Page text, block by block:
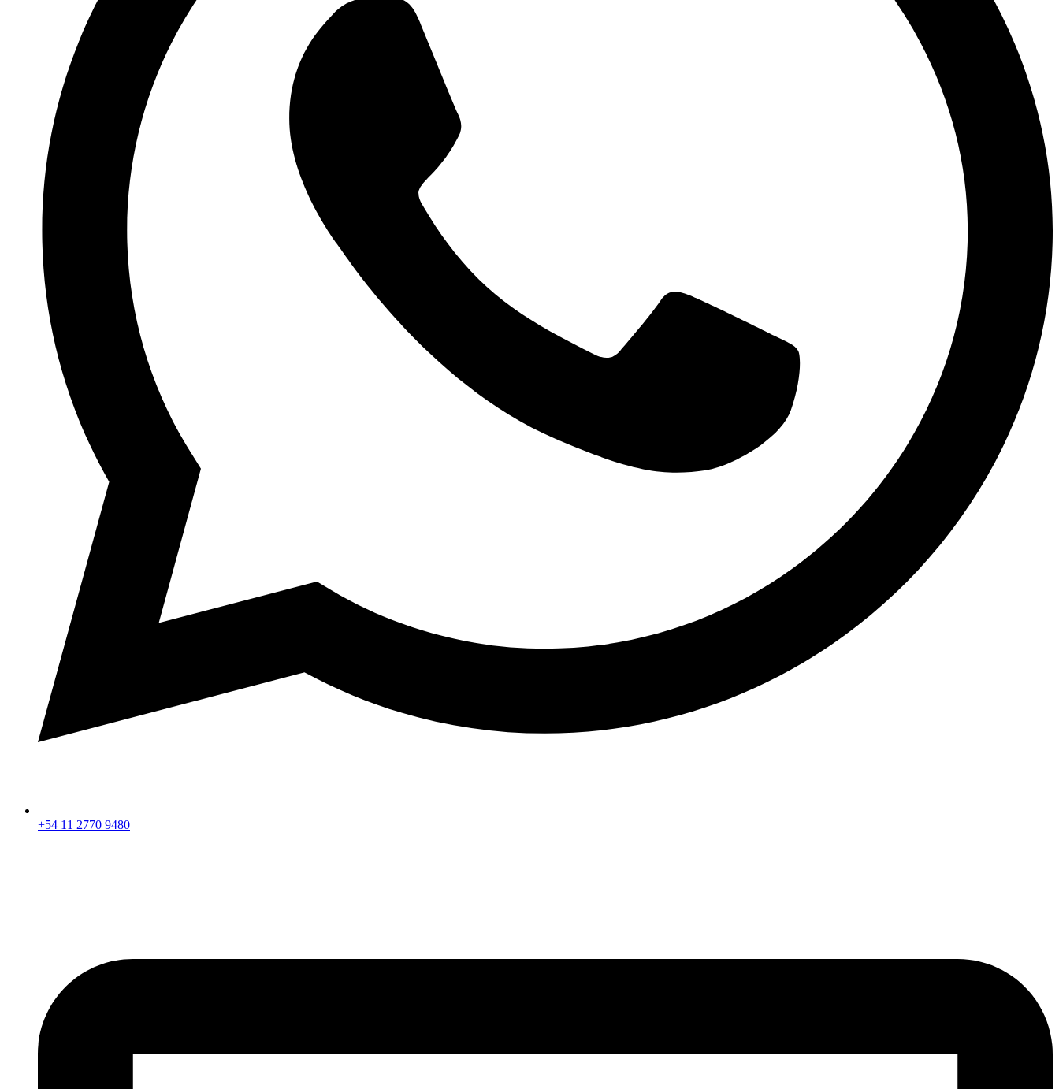
+54 11 2770 9480